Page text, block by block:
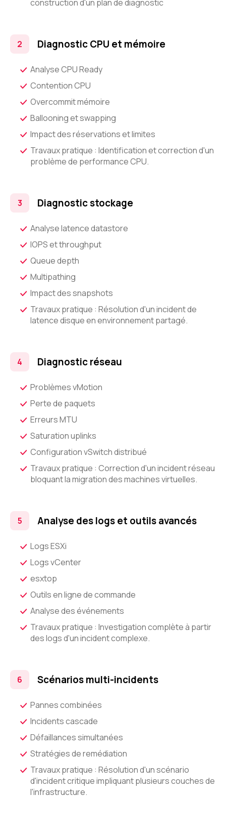
construction d'un plan de diagnostic
Diagnostic CPU et mémoire
Analyse CPU Ready
Contention CPU
Overcommit mémoire
Ballooning et swapping
Impact des réservations et limites
Travaux pratique : Identification et correction d'un
problème de performance CPU.
Diagnostic stockage
Analyse latence datastore
IOPS et throughput
Queue depth
Multipathing
Impact des snapshots
Travaux pratique : Résolution d'un incident de
latence disque en environnement partagé.
Diagnostic réseau
Problèmes vMotion
Perte de paquets
Erreurs MTU
Saturation uplinks
Configuration vSwitch distribué
Travaux pratique : Correction d'un incident réseau
bloquant la migration des machines virtuelles.
Analyse des logs et outils avancés
Logs ESXi
Logs vCenter
esxtop
Outils en ligne de commande
Analyse des événements
Travaux pratique : Investigation complète à partir
des logs d'un incident complexe.
Scénarios multi-incidents
Pannes combinées
Incidents cascade
Défaillances simultanées
Stratégies de remédiation
Travaux pratique : Résolution d'un scénario
d'incident critique impliquant plusieurs couches de
l'infrastructure.